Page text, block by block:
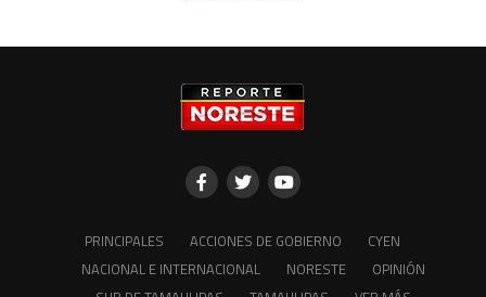
PRINCIPALES ACCIONES DE GOBIERNO
CYEN
NACIONAL E INTERNACIONAL
NORESTE
OPINIÓN